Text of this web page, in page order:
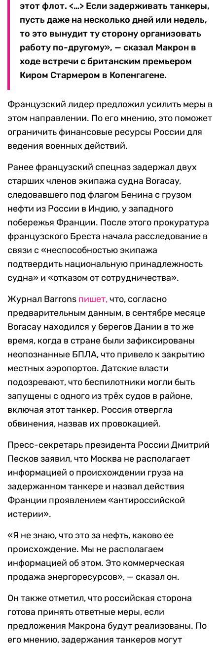
этот флот. <…> Если задерживать танкеры,
пусть даже на несколько дней или недель,
то это вынудит ту сторону организовать
работу по-другому», — сказал Макрон в
ходе встречи с британским премьером
Киром Стармером в Копенгагене.
Французский лидер предложил усилить меры в
этом направлении. По его мнению, это поможет
ограничить финансовые ресурсы России для
ведения военных действий.
Ранее французский спецназ задержал двух
старших членов экипажа судна Boracay,
следовавшего под флагом Бенина с грузом
нефти из России в Индию, у западного
побережья Франции. После этого прокуратура
французского Бреста начала расследование в
связи с «неспособностью экипажа
подтвердить национальную принадлежность
судна» и «отказом от сотрудничества».
Журнал Barrons пишет,что, согласно
предварительным данным, в сентябре месяце
Boracay находился у берегов Дании в то же
время, когда в стране были зафиксированы
неопознанные БПЛА, что привело к закрытию
местных аэропортов. Датские власти
подозревают, что беспилотники могли быть
запущены с одного из трёх судов в районе,
включая этот танкер. Россия отвергла
обвинения, назвав их провокацией.
Пресс-секретарь президента России Дмитрий
Песков заявил, что Москва не располагает
информацией о происхождении груза на
задержанном танкере и назвал действия
Франции проявлением «антироссийской
истерии».
«Я не знаю, что это за нефть, каково ее
происхождение. Мы не располагаем
информацией об этом. Это коммерческая
продажа энергоресурсов», — сказал он.
Он также отметил, что российская сторона
готова принять ответные меры, если
предложения Макрона будут реализованы. По
его мнению, задержания танкеров могут